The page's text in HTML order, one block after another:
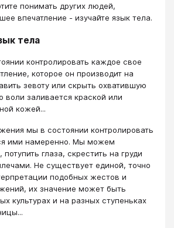
понимать других людей,
впечатление - изучайте язык тела.
тела
контролировать каждое свое
которое он производит на
зевоту или скрыть охватившую
воли заливается краской или
кожей...
мы в состоянии контролировать
ими намеренно. Мы можем
глаза, скрестить на груди
Не существует единой, точно
подобных жестов и
их значение может быть
культурах и на разных ступеньках